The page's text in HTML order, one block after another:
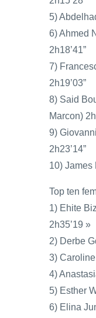
5)
6) Ahmed
2h18’41”
7)
2h19’03”
8) Said
Marcon)
9)
2h23’14”
10) James
Top ten
1) Ehite
2h35’19 »
2) Derbe
3)
4)
5) Esther
6) Elina